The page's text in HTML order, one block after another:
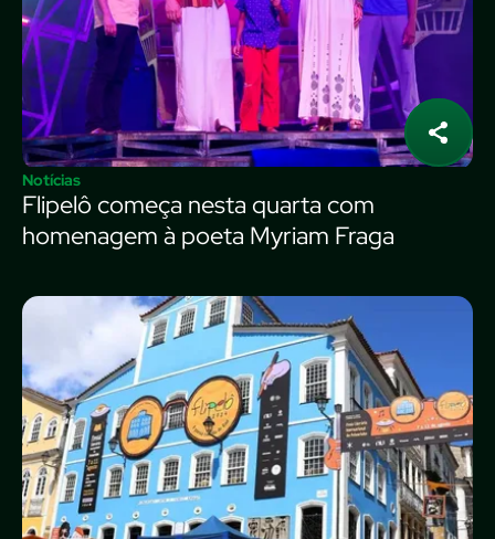
Notícias
Flipelô começa nesta quarta com
homenagem à poeta Myriam Fraga